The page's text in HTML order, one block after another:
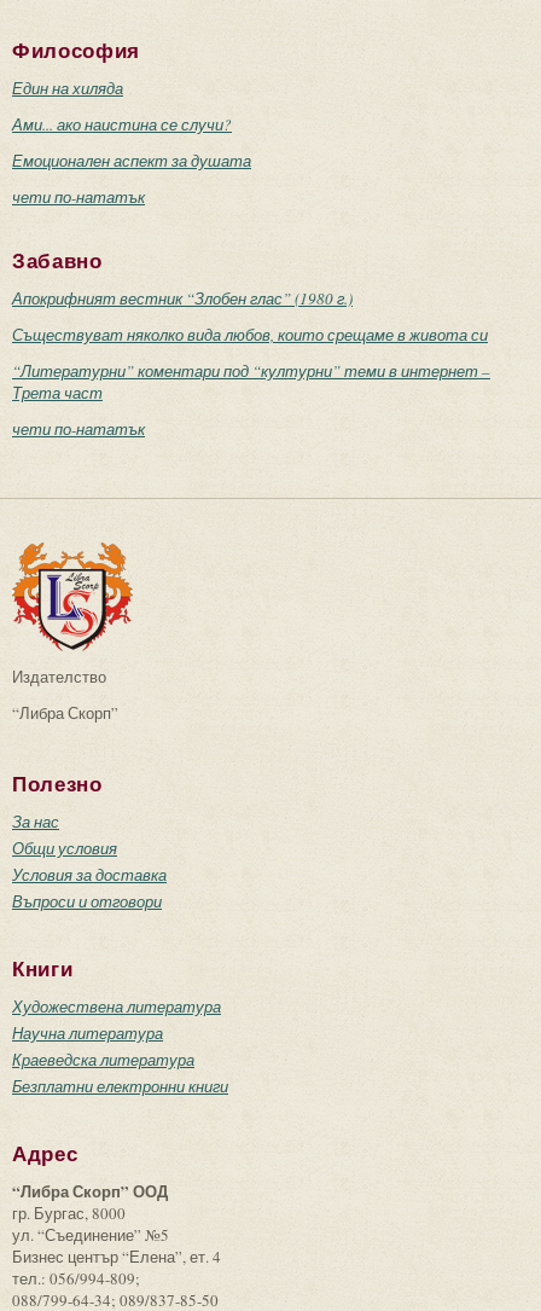
Философия
Един на хиляда
Ами... ако наистина се случи?
Емоционален аспект за душата
чети по-нататък
Забавно
Апокрифният вестник “Злобен глас” (1980 г.)
Съществуват няколко вида любов, които срещаме в живота си
“Литературни” коментари под “културни” теми в интернет –
Трета част
чети по-нататък
Издателство
“Либра Скорп”
Полезно
За нас
Общи условия
Условия за доставка
Въпроси и отговори
Книги
Художествена литература
Научна литература
Краеведска литература
Безплатни електронни книги
Адрес
“Либра Скорп” ООД
гр. Бургас, 8000
ул. “Съединение” №5
Бизнес център “Елена”, ет. 4
тел.: 056/994-809;
088/799-64-34; 089/837-85-50